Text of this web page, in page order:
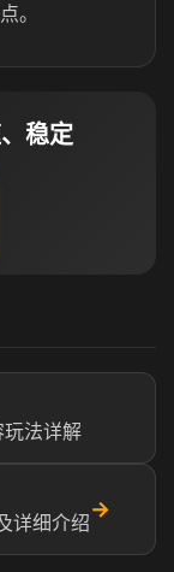
。
稳定
法详解
详细介绍
→